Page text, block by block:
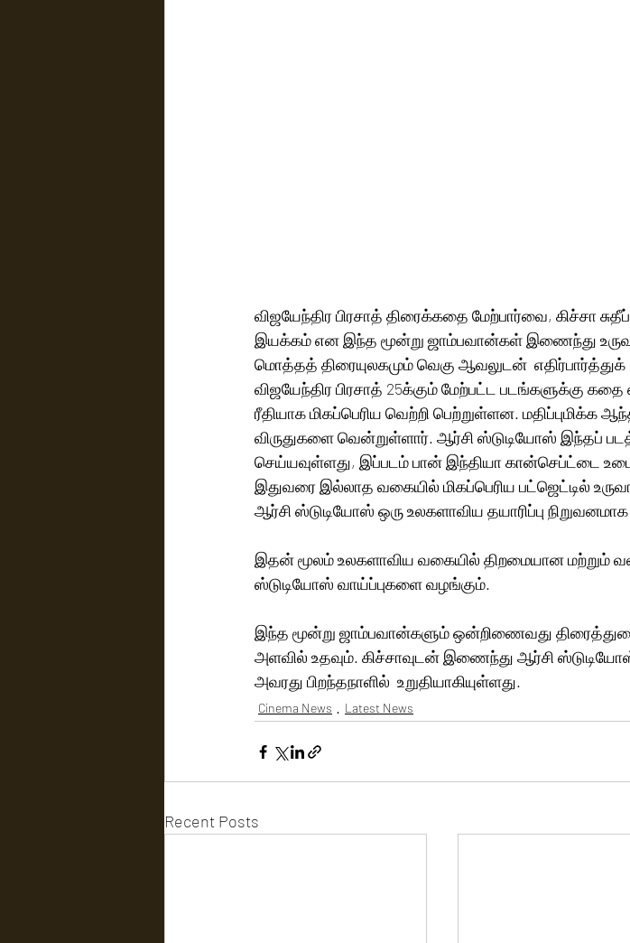
விஜயேந்திர பிரசாத் திரைக்கதை மேற்பார்வை, கிச்சா சுதீப்
இயக்கம் என இந்த மூன்று ஜாம்பவான்கள் இணைந்து
மொத்தத் திரையுலகமும் வெகு ஆவலுடன்  எதிர்பார்த்துக்
விஜயேந்திர பிரசாத் 25க்கும் மேற்பட்ட படங்களுக்கு
ரீதியாக மிகப்பெரிய வெற்றி பெற்றுள்ளன. மதிப்புமிக்க
விருதுகளை வென்றுள்ளார். ஆர்சி ஸ்டுடியோஸ் இந்தப்
செய்யவுள்ளது, இப்படம் பான் இந்தியா கான்செப்ட்டை
இதுவரை இல்லாத வகையில் மிகப்பெரிய பட்ஜெட்டில்
ஆர்சி ஸ்டுடியோஸ் ஒரு உலகளாவிய தயாரிப்பு
இதன் மூலம் உலகளாவிய வகையில் திறமையான மற்றும்
ஸ்டுடியோஸ் வாய்ப்புகளை வழங்கும்.
இந்த மூன்று ஜாம்பவான்களும் ஒன்றிணைவது
அளவில் உதவும். கிச்சாவுடன் இணைந்து ஆர்சி
அவரது பிறந்தநாளில்  உறுதியாகியுள்ளது.
Cinema News Latest News
Recent Posts